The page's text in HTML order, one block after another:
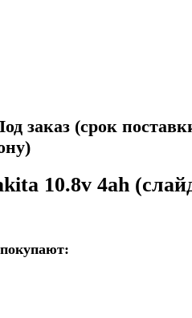
заказ (срок
10.8v 4ah